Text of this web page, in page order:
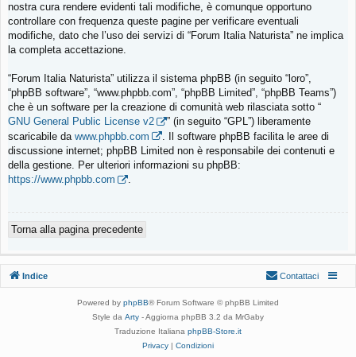
nostra cura rendere evidenti tali modifiche, è comunque opportuno
controllare con frequenza queste pagine per verificare eventuali
modifiche, dato che l’uso dei servizi di “Forum Italia Naturista” ne implica
la completa accettazione.
“Forum Italia Naturista” utilizza il sistema phpBB (in seguito “loro”,
“phpBB software”, “www.phpbb.com”, “phpBB Limited”, “phpBB Teams”)
che è un software per la creazione di comunità web rilasciata sotto “
GNU General Public License v2
” (in seguito “GPL”) liberamente
scaricabile da www.phpbb.com
. Il software phpBB facilita le aree di
discussione internet; phpBB Limited non è responsabile dei contenuti e
della gestione. Per ulteriori informazioni su phpBB:
https://www.phpbb.com
.
Torna alla pagina precedente
Indice Contattaci
Powered by phpBB® Forum Software © phpBB Limited
Style da Arty - Aggiorna phpBB 3.2 da MrGaby
Traduzione Italiana phpBB-Store.it
Privacy | Condizioni